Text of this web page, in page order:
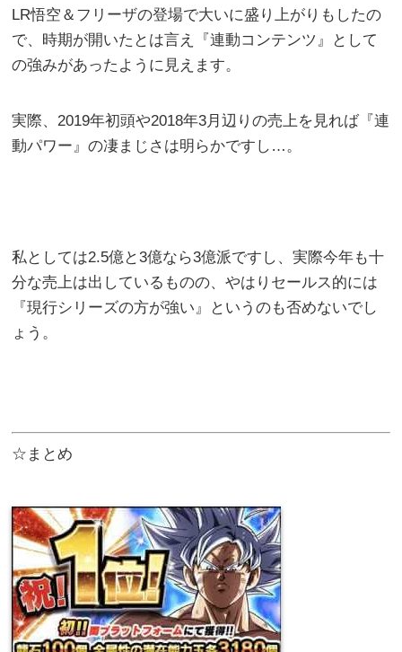
LR悟空＆フリーザの登場で大いに盛り上がりもしたの
で、時期が開いたとは言え『連動コンテンツ』として
の強みがあったように見えます。
実際、2019年初頭や2018年3月辺りの売上を見れば『連
動パワー』の凄まじさは明らかですし…。
私としては2.5億と3億なら3億派ですし、実際今年も十
分な売上は出しているものの、やはりセールス的には
『現行シリーズの方が強い』というのも否めないでし
ょう。
☆まとめ